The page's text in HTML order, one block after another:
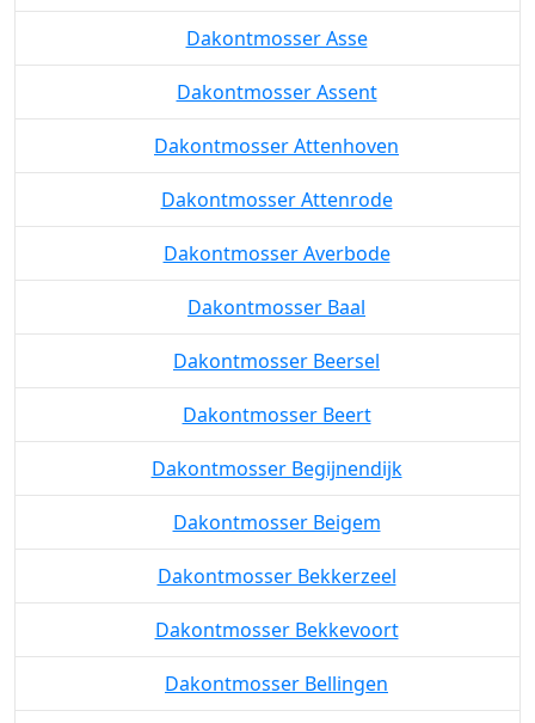
Dakontmosser Asse
Dakontmosser Assent
Dakontmosser Attenhoven
Dakontmosser Attenrode
Dakontmosser Averbode
Dakontmosser Baal
Dakontmosser Beersel
Dakontmosser Beert
Dakontmosser Begijnendijk
Dakontmosser Beigem
Dakontmosser Bekkerzeel
Dakontmosser Bekkevoort
Dakontmosser Bellingen